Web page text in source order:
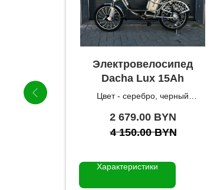
Электровелосипед
Dacha Lux 15Ah
Цвет - серебро, черный
2 679.00 BYN
4 150.00 BYN
Характеристики